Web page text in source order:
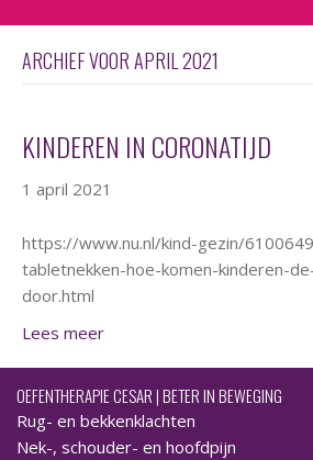
ARCHIEF VOOR APRIL 2021
KINDEREN IN CORONATIJD
1 april 2021
https://www.nu.nl/kind-gezin/
tabletnekken-hoe-komen-kinderen-
door.html
Lees meer
OEFENTHERAPIE CESAR | BETER IN BEWEGING
Rug- en bekkenklachten
Nek-, schouder- en hoofdpijn